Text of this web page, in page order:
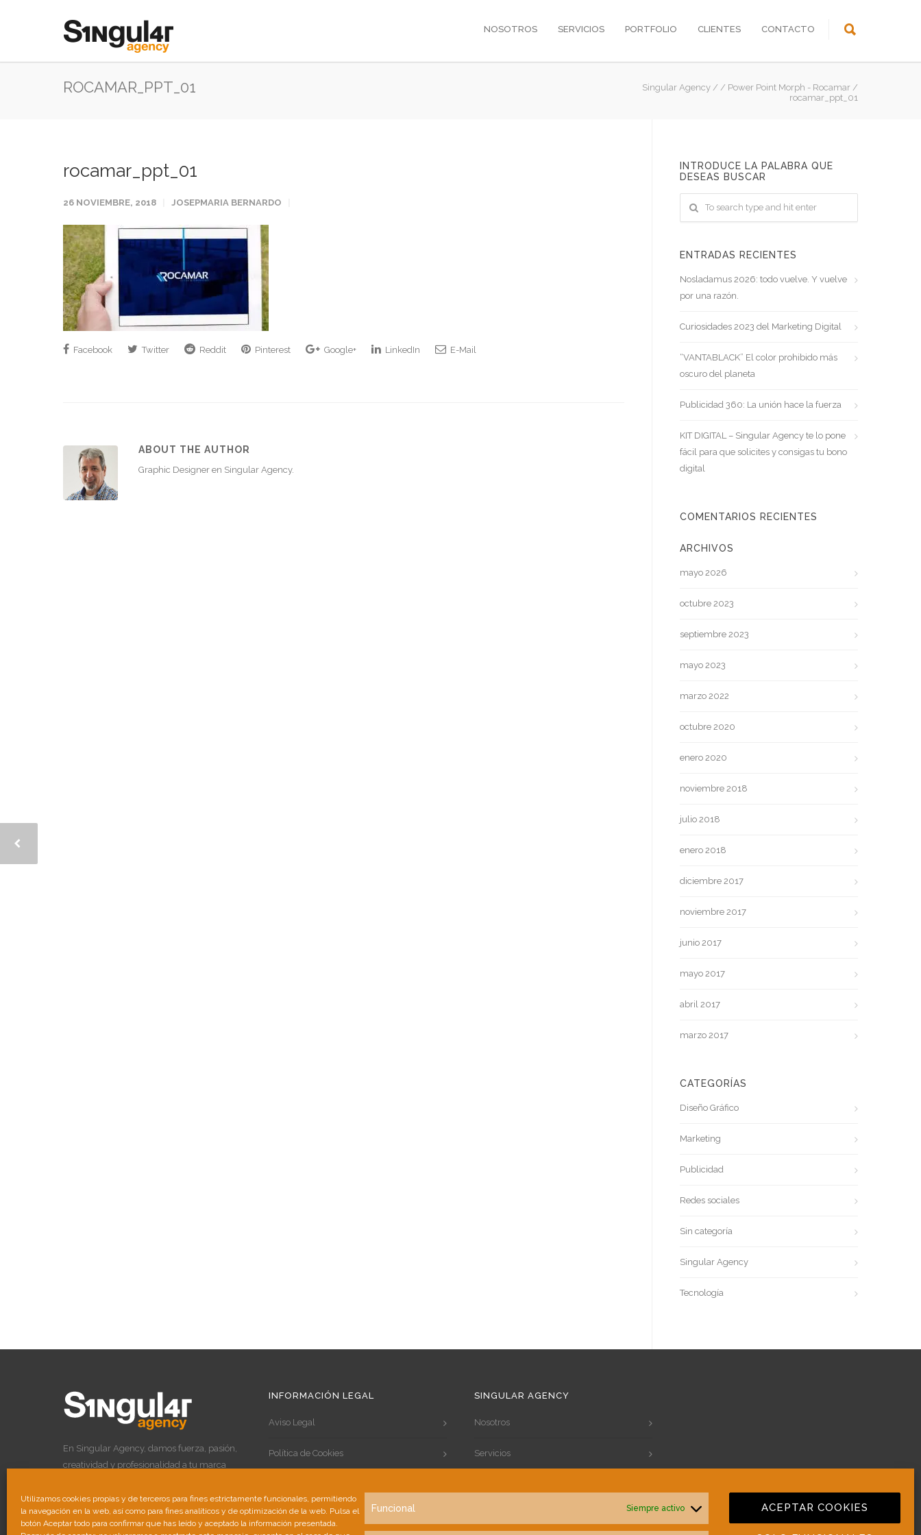
Utilizamos cookies propias y de terceros para fines estrictamente funcionales, permitiendo
la navegación en la web, así como para fines analíticos y de optimización de la web. Pulsa el
botón Aceptar todo para confirmar que has leído y aceptado la información presentada.
Funcional Siempre activo ACEPTAR COOKIES
NOSOTROS SERVICIOS PORTFOLIO CLIENTES CONTACTO
ROCAMAR_PPT_01 Singular Agency / / Power Point Morph - Rocamar /
rocamar_ppt_01
rocamar_ppt_01
26 NOVIEMBRE, 2018 JOSEPMARIA BERNARDO
Facebook Twitter Reddit Pinterest Google+ LinkedIn E-Mail
ABOUT THE AUTHOR
Graphic Designer en Singular Agency.
INTRODUCE LA PALABRA QUE
DESEAS BUSCAR
ENTRADAS RECIENTES
Nosladamus 2026: todo vuelve. Y vuelve
por una razón.
Curiosidades 2023 del Marketing Digital
“VANTABLACK” El color prohibido más
oscuro del planeta
Publicidad 360: La unión hace la fuerza
KIT DIGITAL – Singular Agency te lo pone
fácil para que solicites y consigas tu bono
digital
COMENTARIOS RECIENTES
ARCHIVOS
mayo 2026
octubre 2023
septiembre 2023
mayo 2023
marzo 2022
octubre 2020
enero 2020
noviembre 2018
julio 2018
enero 2018
diciembre 2017
noviembre 2017
junio 2017
mayo 2017
abril 2017
marzo 2017
CATEGORÍAS
Diseño Gráfico
Marketing
Publicidad
Redes sociales
Sin categoría
Singular Agency
Tecnología
En Singular Agency, damos fuerza, pasión,
creatividad y profesionalidad a tu marca
INFORMACIÓN LEGAL
Aviso Legal
Política de Cookies
SINGULAR AGENCY
Nosotros
Servicios